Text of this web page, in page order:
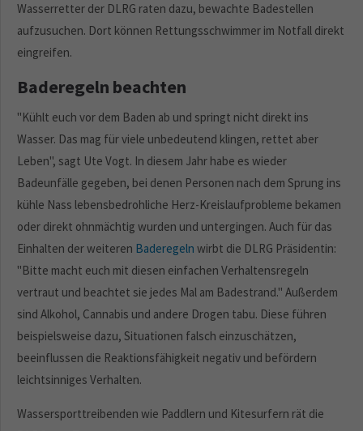
Wasserretter der DLRG raten dazu, bewachte Badestellen
aufzusuchen. Dort können Rettungsschwimmer im Notfall direkt
eingreifen.
Baderegeln beachten
"Kühlt euch vor dem Baden ab und springt nicht direkt ins
Wasser. Das mag für viele unbedeutend klingen, rettet aber
Leben", sagt Ute Vogt. In diesem Jahr habe es wieder
Badeunfälle gegeben, bei denen Personen nach dem Sprung ins
kühle Nass lebensbedrohliche Herz-Kreislaufprobleme bekamen
oder direkt ohnmächtig wurden und untergingen. Auch für das
Einhalten der weiteren Baderegeln wirbt die DLRG Präsidentin:
"Bitte macht euch mit diesen einfachen Verhaltensregeln
vertraut und beachtet sie jedes Mal am Badestrand." Außerdem
sind Alkohol, Cannabis und andere Drogen tabu. Diese führen
beispielsweise dazu, Situationen falsch einzuschätzen,
beeinflussen die Reaktionsfähigkeit negativ und befördern
leichtsinniges Verhalten.
Wassersporttreibenden wie Paddlern und Kitesurfern rät die